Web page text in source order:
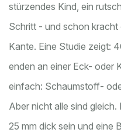
stürzendes Kind, ein
Schritt - und schon kracht
Kante. Eine Studie zeigt:
enden an einer Eck- oder
einfach: Schaumstoff-
Aber nicht alle sind
25 mm dick sein und eine